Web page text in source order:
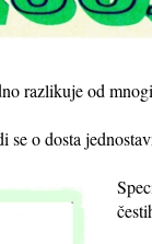
razlikuje od
se o dosta